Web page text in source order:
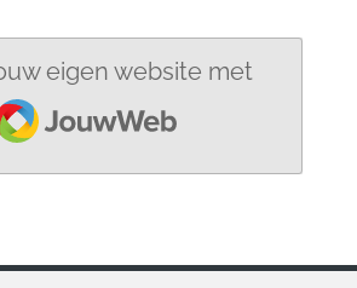
eigen website met
JouwWeb